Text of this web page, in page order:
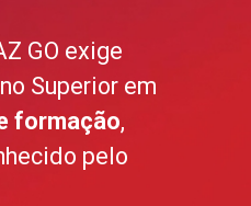
GO exige
Superior em
formação,
pelo